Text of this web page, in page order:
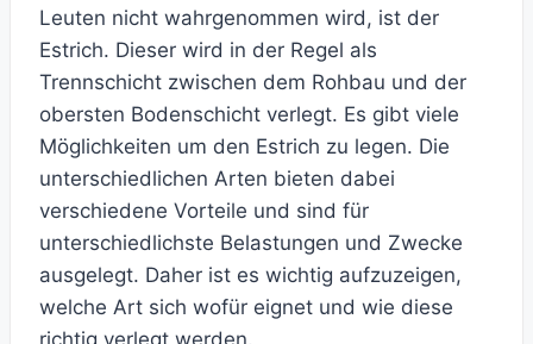
Leuten nicht wahrgenommen wird, ist der
Estrich. Dieser wird in der Regel als
Trennschicht zwischen dem Rohbau und der
obersten Bodenschicht verlegt. Es gibt viele
Möglichkeiten um den Estrich zu legen. Die
unterschiedlichen Arten bieten dabei
verschiedene Vorteile und sind für
unterschiedlichste Belastungen und Zwecke
ausgelegt. Daher ist es wichtig aufzuzeigen,
welche Art sich wofür eignet und wie diese